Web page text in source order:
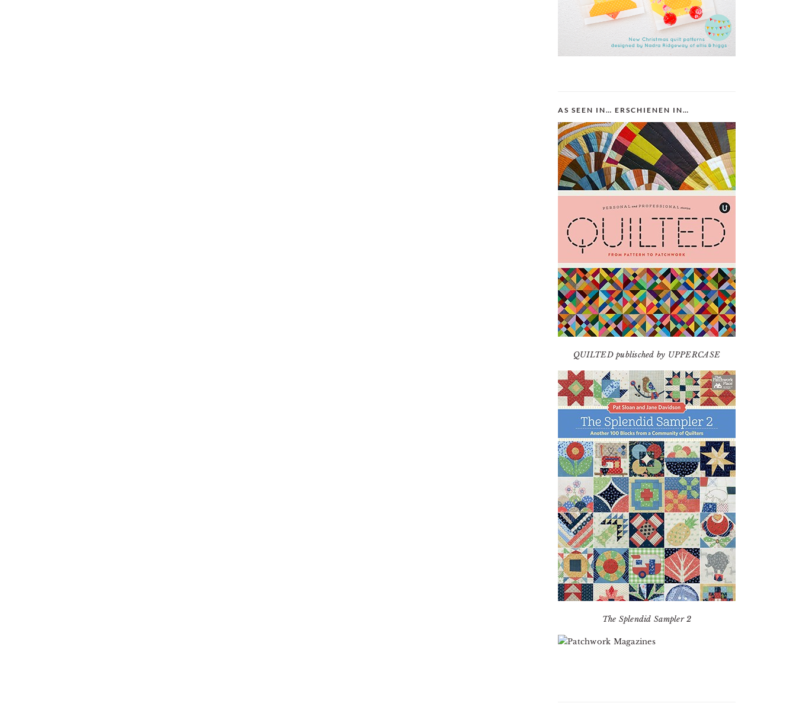
AS SEEN IN… ERSCHIENEN IN…
QUILTED publisched by UPPERCASE
The Splendid Sampler 2